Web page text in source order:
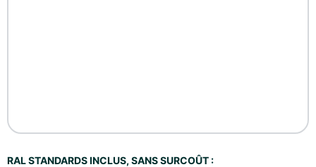
RAL STANDARDS INCLUS, SANS SURCOÛT :